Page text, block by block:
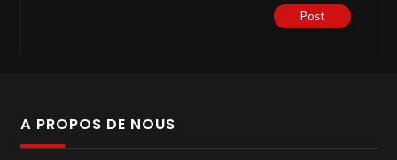
Post
A PROPOS DE NOUS